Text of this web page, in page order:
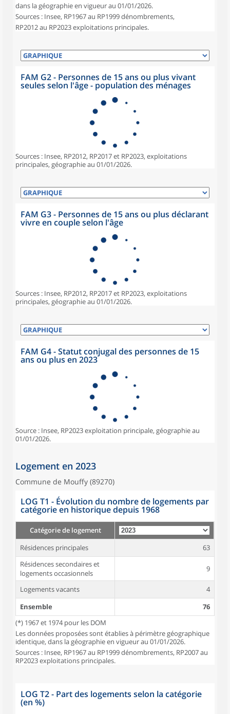
dans la géographie en vigueur au 01/01/2026.
Sources : Insee, RP1967 au RP1999 dénombrements,
RP2012 au RP2023 exploitations principales.
FAM G2 - Personnes de 15 ans ou plus vivant
seules selon l'âge - population des ménages
Sources : Insee, RP2012, RP2017 et RP2023, exploitations
principales, géographie au 01/01/2026.
FAM G3 - Personnes de 15 ans ou plus déclarant
vivre en couple selon l'âge
Sources : Insee, RP2012, RP2017 et RP2023, exploitations
principales, géographie au 01/01/2026.
FAM G4 - Statut conjugal des personnes de 15
ans ou plus en 2023
Source : Insee, RP2023 exploitation principale, géographie au
01/01/2026.
Logement en 2023
Commune de Mouffy (89270)
LOG T1 - Évolution du nombre de logements par
catégorie en historique depuis 1968
Catégorie de logement
Résidences principales
63
Résidences secondaires et
logements occasionnels
9
Logements vacants
4
Ensemble
76
(*) 1967 et 1974 pour les DOM
Les données proposées sont établies à périmètre géographique
identique, dans la géographie en vigueur au 01/01/2026.
Sources : Insee, RP1967 au RP1999 dénombrements, RP2007 au
RP2023 exploitations principales.
LOG T2 - Part des logements selon la catégorie
(en %)